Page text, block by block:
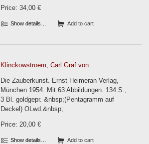
Price: 34,00 €
Show details… Add to cart
Klinckowstroem, Carl Graf von:
Die Zauberkunst. Ernst Heimeran Verlag,
München 1954. Mit 63 Abbildungen. 134 S.,
3 Bl. goldgepr. &nbsp;(Pentagramm auf
Deckel) OLwd.&nbsp;
Price: 20,00 €
Show details… Add to cart